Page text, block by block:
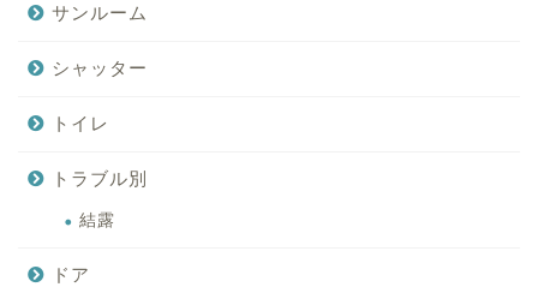
サンルーム
シャッター
トイレ
トラブル別
結露
ドア